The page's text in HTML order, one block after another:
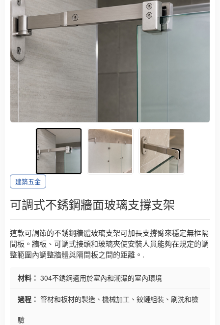
建築五金
可調式不銹鋼牆面玻璃支撐支架
這款可調節的不銹鋼牆體玻璃支架可加長支撐臂來穩定無框隔
間板。牆板、可調式接頭和玻璃夾使安裝人員能夠在規定的調
整範圍內調整牆體與隔間板之間的距離。.
材料： 304不銹鋼適用於室內和潮濕的室內環境
過程： 管材和板材的製造、機械加工、鉸鏈組裝、刷洗和檢
驗